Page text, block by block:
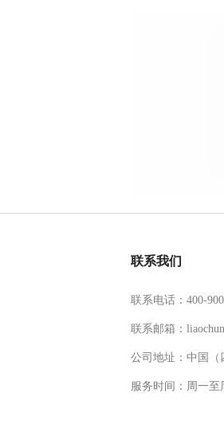
联系我们
联系电话：400-
联系邮箱：
公司地址：中国（
服务时间：周一